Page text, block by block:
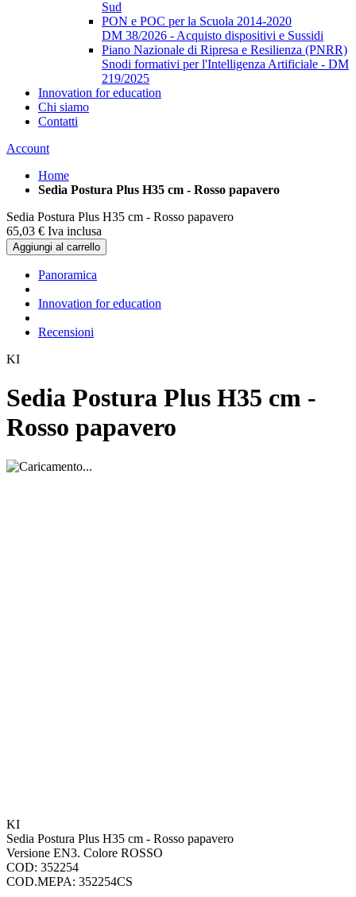
Sud
PON e POC per la Scuola 2014-2020
DM 38/2026 - Acquisto dispositivi e Sussidi
Piano Nazionale di Ripresa e Resilienza (PNRR)
Snodi formativi per l'Intelligenza Artificiale - DM
219/2025
Innovation for education
Chi siamo
Contatti
Account
Home
Sedia Postura Plus H35 cm - Rosso papavero
Sedia Postura Plus H35 cm - Rosso papavero
65,03 € Iva inclusa
Aggiungi al carrello
Panoramica
Innovation for education
Recensioni
KI
Sedia Postura Plus H35 cm -
Rosso papavero
KI
Sedia Postura Plus H35 cm - Rosso papavero
Versione EN3. Colore ROSSO
COD: 352254
COD.MEPA: 352254CS